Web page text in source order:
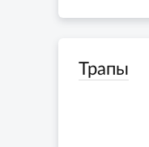
Трапы